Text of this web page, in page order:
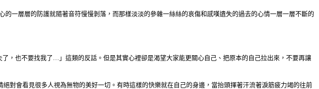
層層的防護就隨著音符慢慢剝落，而那樣淡淡的參雜一絲絲的哀傷和感嘆遺失的過去的心情一層一層不斷的
也不要找我了…」這類的反話。但是其實心裡卻是渴望大家能更關心自己、把原本的自己拉出來，不要再讓
會看見很多人視為無物的美好一切。有時這樣的快樂就在自己的身邊，當抬頭揮著汗流著淚筋疲力竭的往前